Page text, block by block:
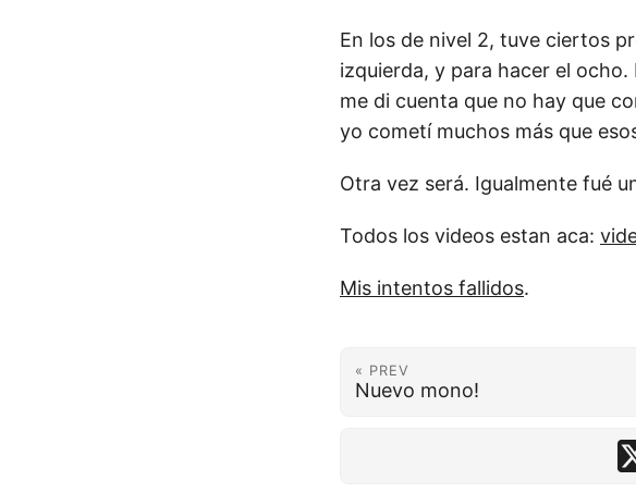
En los de nivel 2, tuve ciertos
izquierda, y para hacer el
me di cuenta que no hay que
yo cometí muchos más que
Otra vez será. Igualmente fué
Todos los videos estan aca:
Mis intentos fallidos.
« PREV
Nuevo mono!